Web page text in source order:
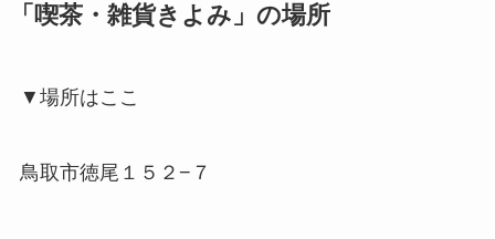
「喫茶・雑貨きよみ」の場所
▼場所はここ
鳥取市徳尾１５２−７